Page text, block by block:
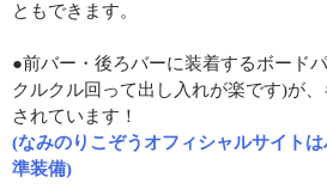
ともできます。
●前バー・後ろバーに装着するボード
クルクル回って出し入れが楽です)が
されています！
(なみのりこぞうオフィシャルサイト
準装備)